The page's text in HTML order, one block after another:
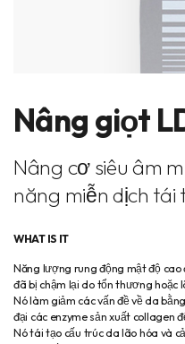
Nâng giọt
Nâng cơ siêu âm
năng miễn dịch tái
WHAT IS IT
Năng lượng rung động mật độ cao
đã bị chậm lại do tổn thương hoặc
Nó làm giảm các vấn đề về da
đại các enzyme sản xuất collagen
Nó tái tạo cấu trúc da lão hóa và